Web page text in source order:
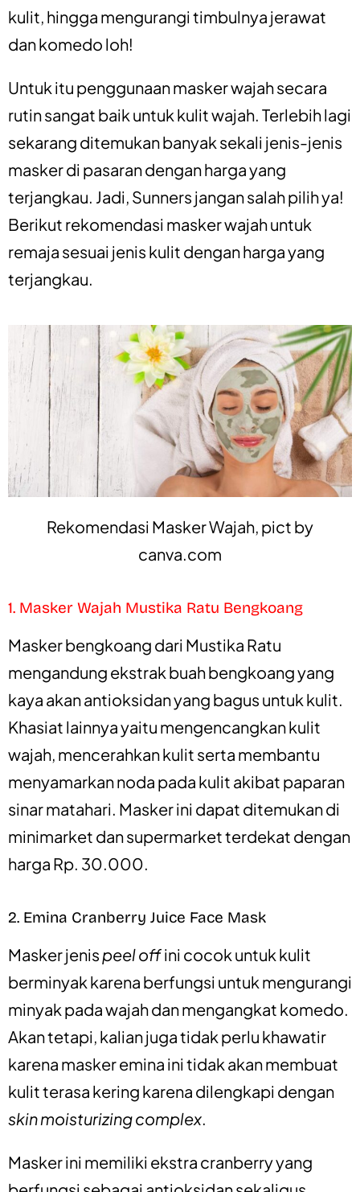
kulit, hingga mengurangi timbulnya jerawat
dan komedo loh!
Untuk itu penggunaan masker wajah secara
rutin sangat baik untuk kulit wajah. Terlebih lagi
sekarang ditemukan banyak sekali jenis-jenis
masker di pasaran dengan harga yang
terjangkau. Jadi, Sunners jangan salah pilih ya!
Berikut rekomendasi masker wajah untuk
remaja sesuai jenis kulit dengan harga yang
terjangkau.
Rekomendasi Masker Wajah, pict by
canva.com
1. Masker Wajah Mustika Ratu Bengkoang
Masker bengkoang dari Mustika Ratu
mengandung ekstrak buah bengkoang yang
kaya akan antioksidan yang bagus untuk kulit.
Khasiat lainnya yaitu mengencangkan kulit
wajah, mencerahkan kulit serta membantu
menyamarkan noda pada kulit akibat paparan
sinar matahari. Masker ini dapat ditemukan di
minimarket dan supermarket terdekat dengan
harga Rp. 30.000.
2. Emina Cranberry Juice Face Mask
Masker jenis peel offini cocok untuk kulit
berminyak karena berfungsi untuk mengurangi
minyak pada wajah dan mengangkat komedo.
Akan tetapi, kalian juga tidak perlu khawatir
karena masker emina ini tidak akan membuat
kulit terasa kering karena dilengkapi dengan
skin moisturizing complex.
Masker ini memiliki ekstra cranberry yang